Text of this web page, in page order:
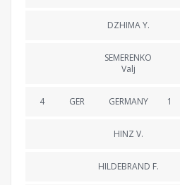
DZHIMA Y.
SEMERENKO
Valj
4 GER GERMANY 1
HINZ V.
HILDEBRAND F.